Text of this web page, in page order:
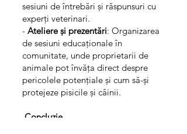
sesiuni de întrebări și răspunsuri cu
experți veterinari.
- Ateliere și prezentări: Organizarea
de sesiuni educaționale în
comunitate, unde proprietarii de
animale pot învăța direct despre
pericolele potențiale și cum să-și
protejeze pisicile și câinii.
Concluzie